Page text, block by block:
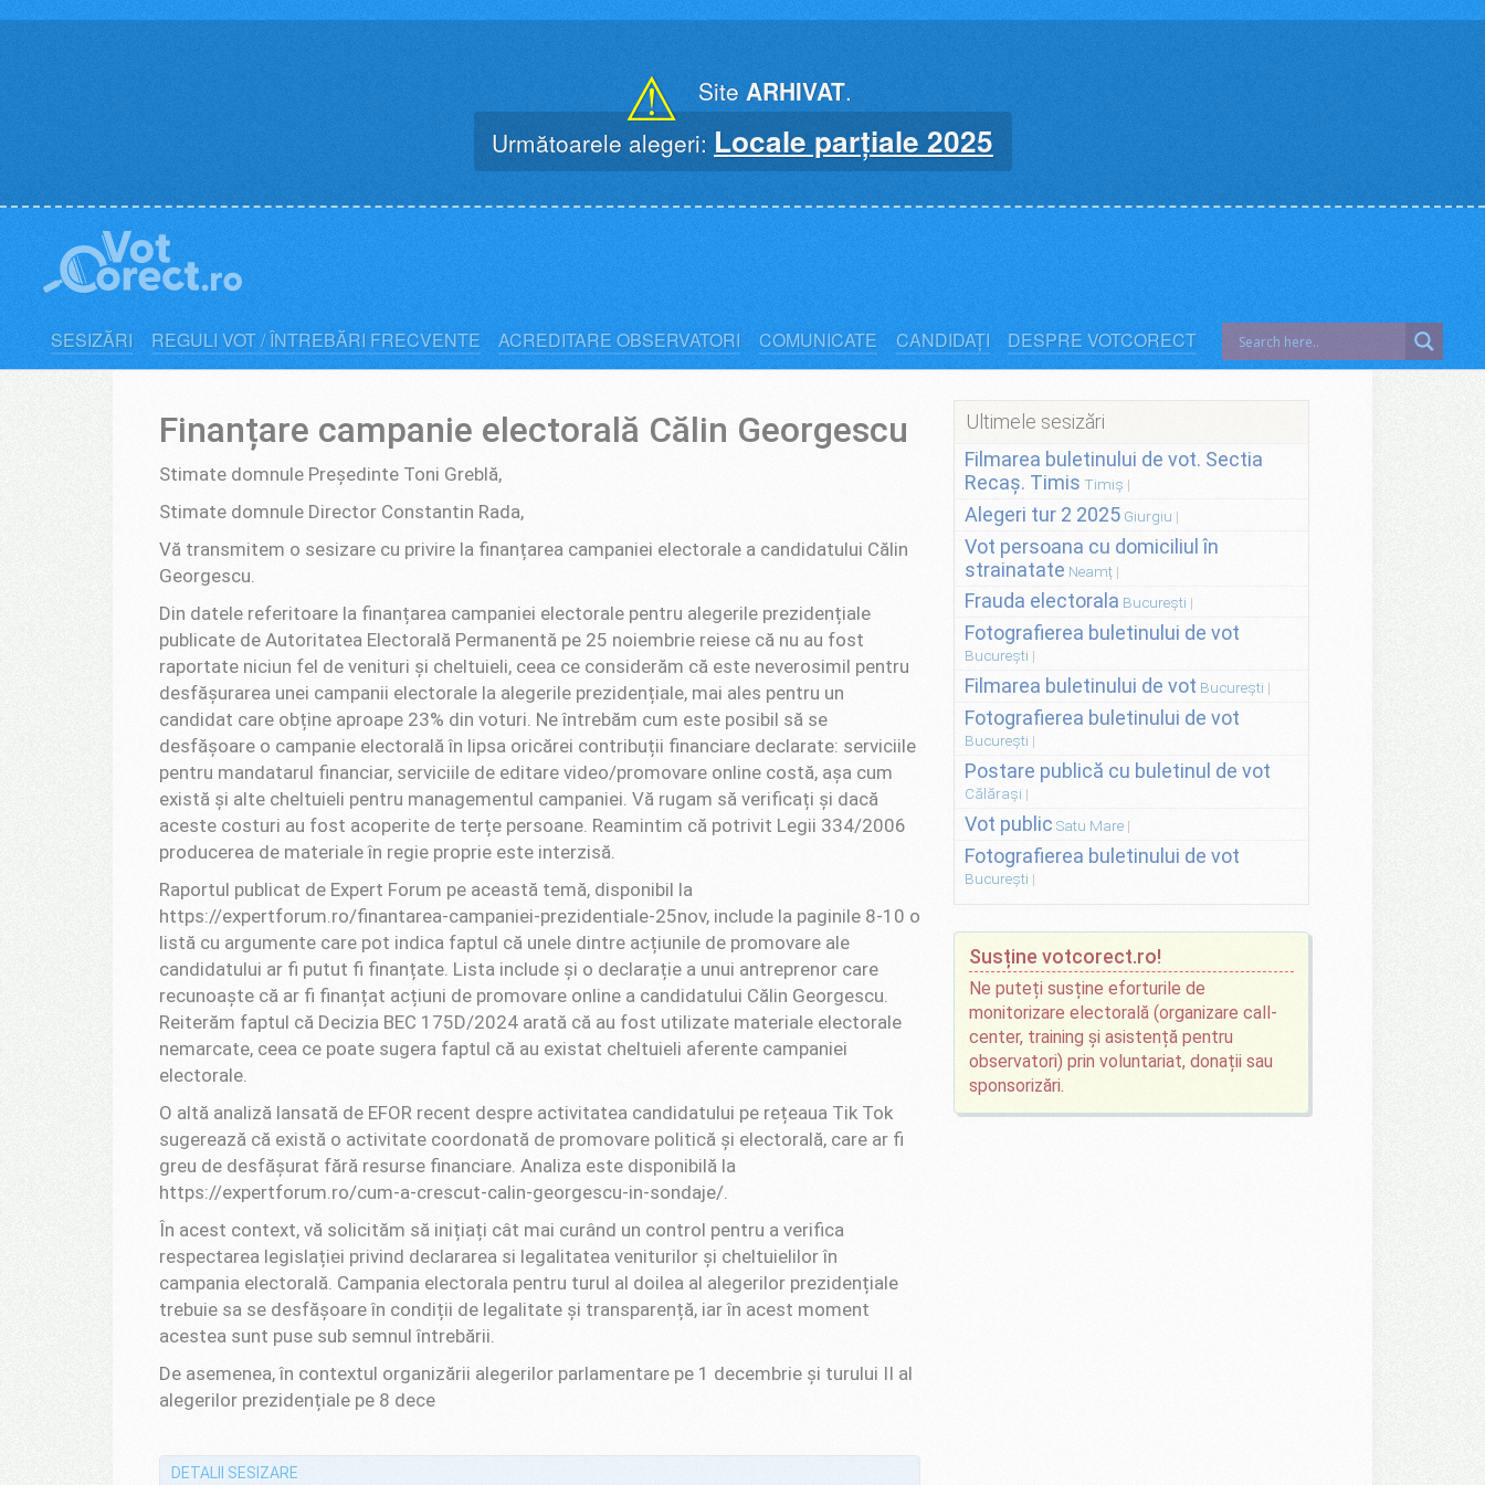
⚠ Site ARHIVAT.
Următoarele alegeri: Locale parțiale 2025
SESIZĂRI REGULI VOT / ÎNTREBĂRI FRECVENTE ACREDITARE OBSERVATORI COMUNICATE CANDIDAȚI DESPRE VOTCORECT
Finanțare campanie electorală Călin Georgescu
Stimate domnule Președinte Toni Greblă,
Stimate domnule Director Constantin Rada,
Vă transmitem o sesizare cu privire la finanțarea campaniei electorale a candidatului Călin
Georgescu.
Din datele referitoare la finanțarea campaniei electorale pentru alegerile prezidențiale
publicate de Autoritatea Electorală Permanentă pe 25 noiembrie reiese că nu au fost
raportate niciun fel de venituri și cheltuieli, ceea ce considerăm că este neverosimil pentru
desfășurarea unei campanii electorale la alegerile prezidențiale, mai ales pentru un
candidat care obține aproape 23% din voturi. Ne întrebăm cum este posibil să se
desfășoare o campanie electorală în lipsa oricărei contribuții financiare declarate: serviciile
pentru mandatarul financiar, serviciile de editare video/promovare online costă, așa cum
există și alte cheltuieli pentru managementul campaniei. Vă rugam să verificați și dacă
aceste costuri au fost acoperite de terțe persoane. Reamintim că potrivit Legii 334/2006
producerea de materiale în regie proprie este interzisă.
Raportul publicat de Expert Forum pe această temă, disponibil la
https://expertforum.ro/finantarea-campaniei-prezidentiale-25nov, include la paginile 8-10 o
listă cu argumente care pot indica faptul că unele dintre acțiunile de promovare ale
candidatului ar fi putut fi finanțate. Lista include și o declarație a unui antreprenor care
recunoaște că ar fi finanțat acțiuni de promovare online a candidatului Călin Georgescu.
Reiterăm faptul că Decizia BEC 175D/2024 arată că au fost utilizate materiale electorale
nemarcate, ceea ce poate sugera faptul că au existat cheltuieli aferente campaniei
electorale.
O altă analiză lansată de EFOR recent despre activitatea candidatului pe rețeaua Tik Tok
sugerează că există o activitate coordonată de promovare politică și electorală, care ar fi
greu de desfășurat fără resurse financiare. Analiza este disponibilă la
https://expertforum.ro/cum-a-crescut-calin-georgescu-in-sondaje/.
În acest context, vă solicităm să inițiați cât mai curând un control pentru a verifica
respectarea legislației privind declararea si legalitatea veniturilor și cheltuielilor în
campania electorală. Campania electorala pentru turul al doilea al alegerilor prezidențiale
trebuie sa se desfășoare în condiții de legalitate și transparență, iar în acest moment
acestea sunt puse sub semnul întrebării.
De asemenea, în contextul organizării alegerilor parlamentare pe 1 decembrie și turului II al
alegerilor prezidențiale pe 8 dece
DETALII SESIZARE
Ultimele sesizări
Filmarea buletinului de vot. Sectia
Recaș. Timis Timiș
Alegeri tur 2 2025 Giurgiu
Vot persoana cu domiciliul în
strainatate Neamț
Frauda electorala București
Fotografierea buletinului de vot
București
Filmarea buletinului de vot București
Fotografierea buletinului de vot
București
Postare publică cu buletinul de vot
Călărași
Vot public Satu Mare
Fotografierea buletinului de vot
București
Susține votcorect.ro!
Ne puteți susține eforturile de
monitorizare electorală (organizare call-
center, training și asistență pentru
observatori) prin voluntariat, donații sau
sponsorizări.